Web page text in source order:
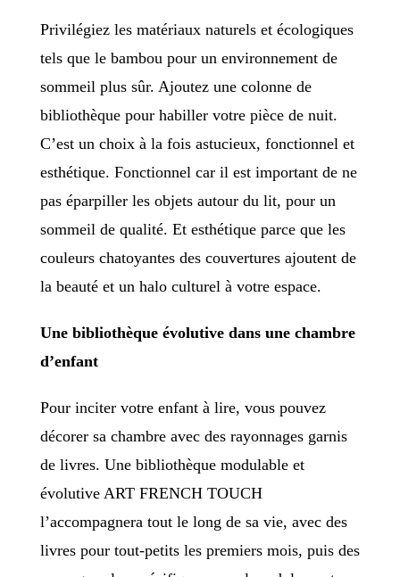
Privilégiez les matériaux naturels et écologiques
tels que le bambou pour un environnement de
sommeil plus sûr. Ajoutez une colonne de
bibliothèque pour habiller votre pièce de nuit.
C’est un choix à la fois astucieux, fonctionnel et
esthétique. Fonctionnel car il est important de ne
pas éparpiller les objets autour du lit, pour un
sommeil de qualité. Et esthétique parce que les
couleurs chatoyantes des couvertures ajoutent de
la beauté et un halo culturel à votre espace.
Une bibliothèque évolutive dans une chambre
d’enfant
Pour inciter votre enfant à lire, vous pouvez
décorer sa chambre avec des rayonnages garnis
de livres. Une bibliothèque modulable et
évolutive ART FRENCH TOUCH
l’accompagnera tout le long de sa vie, avec des
livres pour tout-petits les premiers mois, puis des